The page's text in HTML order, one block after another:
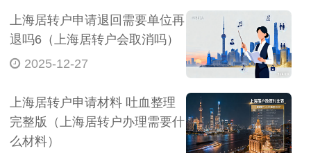
上海居转户申请退回需要单位再
退吗6（上海居转户会取消吗）
2025-12-27
上海居转户申请材料 吐血整理
完整版（上海居转户办理需要什
么材料）